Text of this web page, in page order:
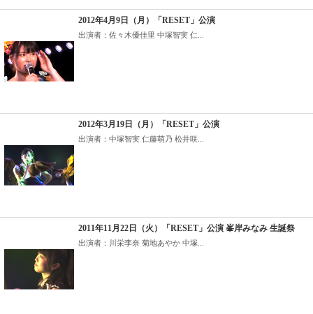
2012年4月9日（月）「RESET」公演
出演者：佐々木優佳里 中塚智実 仁...
2012年3月19日（月）「RESET」公演
出演者：中塚智実 仁藤萌乃 松井咲...
2011年11月22日（火）「RESET」公演 峯岸みなみ 生誕祭
出演者：川栄李奈 菊地あやか 中塚...